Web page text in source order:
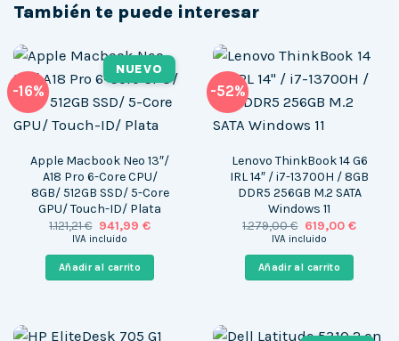
También te puede interesar
-16%
NUEVO
Apple Macbook Neo 13″/
A18 Pro 6-Core CPU/
8GB/ 512GB SSD/ 5-Core
GPU/ Touch-ID/ Plata
1.121,21€ El
precio
era:
1.121,21 €.
941,99 €El
es:
941,99 €.
IVA incluido
Añadir al carrito
-52%
Lenovo ThinkBook 14 G6
IRL 14″ / i7-13700H / 8GB
DDR5 256GB M.2 SATA
Windows 11
1.279,00€ El
precio
era:
1.279,00 €.
619,00 €El
IVA incluido
Añadir al carrito